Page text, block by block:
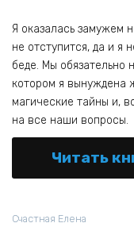
Я оказалась замужем
не отступится, да и я
беде. Мы обязательно
котором я вынуждена
магические тайны и,
на все наши вопросы.
Читать
Счастная Елена